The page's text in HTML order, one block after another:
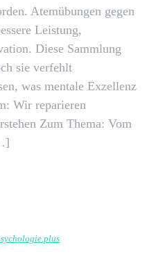
Atemübungen gegen
Leistung,
Diese Sammlung
sie verfehlt
was mentale Exzellenz
Wir reparieren
Zum Thema: Vom